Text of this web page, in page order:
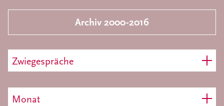
Archiv 2000-2016
Zwiegespräche
Monat